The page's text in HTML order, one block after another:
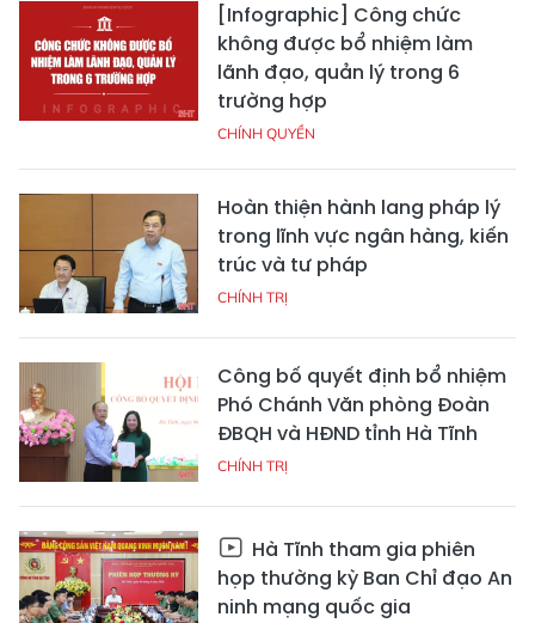
[Infographic] Công chức
không được bổ nhiệm làm
lãnh đạo, quản lý trong 6
trường hợp
CHÍNH QUYỀN
Hoàn thiện hành lang pháp lý
trong lĩnh vực ngân hàng, kiến
trúc và tư pháp
CHÍNH TRỊ
Công bố quyết định bổ nhiệm
Phó Chánh Văn phòng Đoàn
ĐBQH và HĐND tỉnh Hà Tĩnh
CHÍNH TRỊ
Hà Tĩnh tham gia phiên
họp thường kỳ Ban Chỉ đạo An
ninh mạng quốc gia